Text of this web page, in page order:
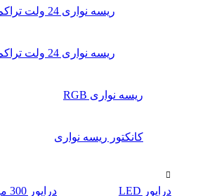
ریسه نواری 24 ولت تراکم 120
ریسه نواری 24 ولت تراکم 240
ریسه نواری RGB
کانکتور ریسه نواری
درایور LED درایور 300 میلی‌آمپر